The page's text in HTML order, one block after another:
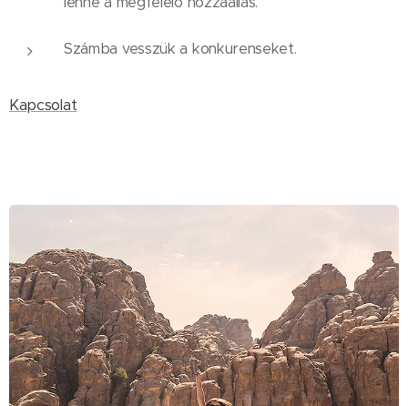
Számba vesszük a konkurenseket.
Kapcsolat